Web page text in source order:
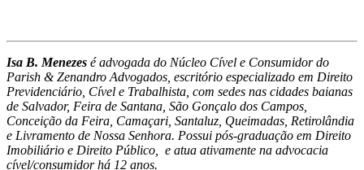
Isa B. Menezes é advogada do Núcleo Cível e Consumidor do
Parish & Zenandro Advogados, escritório especializado em Direito
Previdenciário, Cível e Trabalhista, com sedes nas cidades baianas
de Salvador, Feira de Santana, São Gonçalo dos Campos,
Conceição da Feira, Camaçari, Santaluz, Queimadas, Retirolândia
e Livramento de Nossa Senhora. Possui pós-graduação em Direito
Imobiliário e Direito Público, e atua ativamente na advocacia
cível/consumidor há 12 anos.